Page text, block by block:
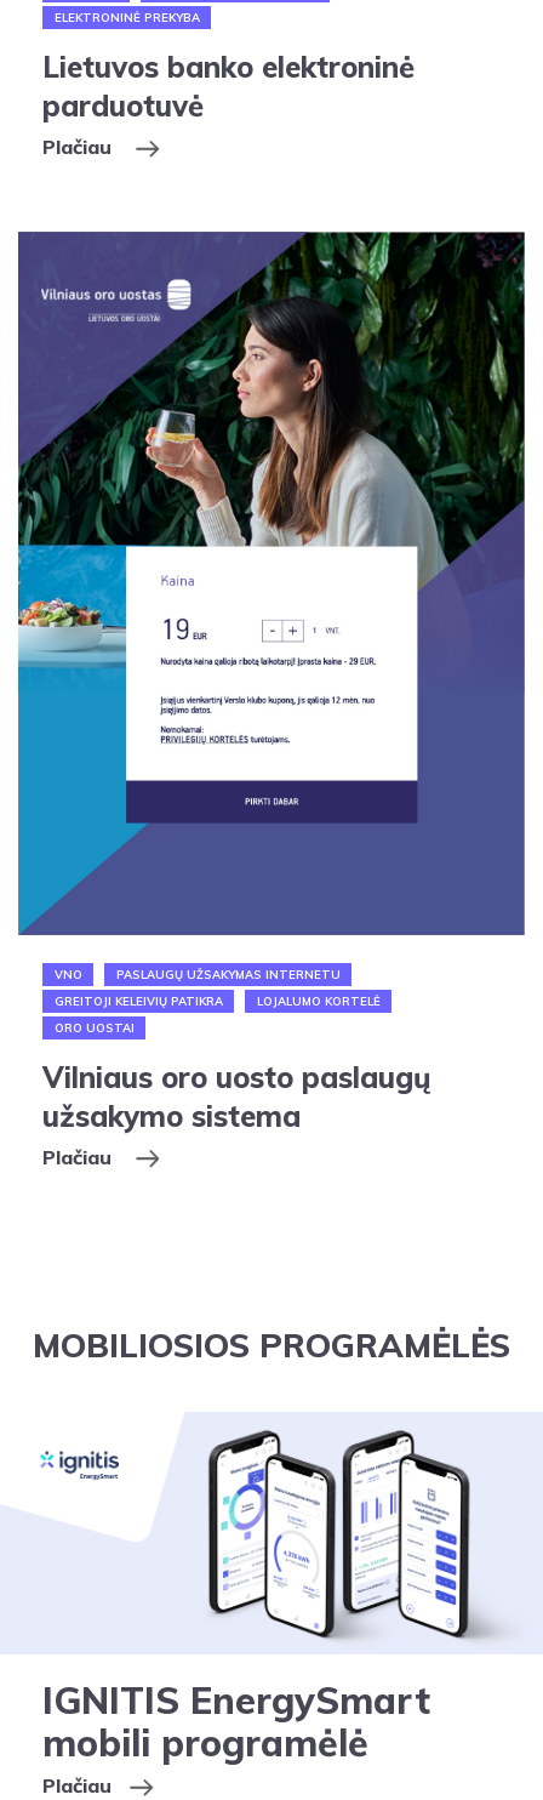
ELEKTRONINĖ PREKYBA
Lietuvos banko elektroninė
parduotuvė
Plačiau
VNO
PASLAUGŲ UŽSAKYMAS INTERNETU
GREITOJI KELEIVIŲ PATIKRA
LOJALUMO KORTELĖ
ORO UOSTAI
Vilniaus oro uosto paslaugų
užsakymo sistema
Plačiau
MOBILIOSIOS PROGRAMĖLĖS
IGNITIS EnergySmart
mobili programėlė
Plačiau